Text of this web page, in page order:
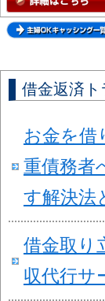
借金返済ト
お金を借
重債務者
す解決法
借金取り
収代行サ